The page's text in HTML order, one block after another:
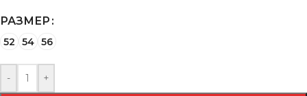
РАЗМЕР
52 54 56
- +